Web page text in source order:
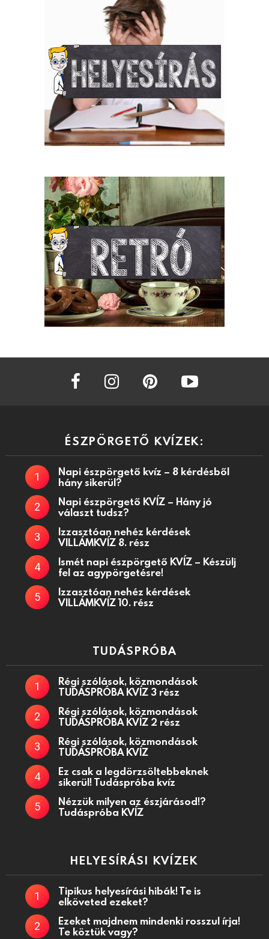
facebook instagram
ÉSZPÖRGETŐ KVÍZEK:
Napi észpörgető kvíz – 8 kérdésből
hány sikerül?
Napi észpörgető KVÍZ – Hány jó
választ tudsz?
Izzasztóan nehéz kérdések
VILLÁMKVÍZ 8. rész
Ismét napi észpörgető KVÍZ – Készülj
fel az agypörgetésre!
Izzasztóan nehéz kérdések
VILLÁMKVÍZ 10. rész
TUDÁSPRÓBA
Régi szólások, közmondások
TUDÁSPRÓBA KVÍZ 3 rész
Régi szólások, közmondások
TUDÁSPRÓBA KVÍZ 2 rész
Régi szólások, közmondások
TUDÁSPRÓBA KVÍZ
Ez csak a legdörzsöltebbeknek
sikerül! Tudáspróba kvíz
Nézzük milyen az észjárásod!?
Tudáspróba KVÍZ
HELYESÍRÁSI KVÍZEK
Tipikus helyesírási hibák! Te is
elköveted ezeket?
Ezeket majdnem mindenki rosszul írja!
Te köztük vagy?